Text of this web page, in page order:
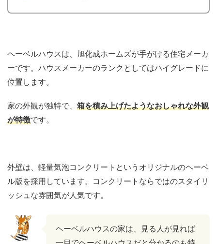
ヘーベルハウスは、旭化成ホームズが手がける住宅メーカ
ーです。ハウスメーカーのランクとしてはハイグレードに
位置します。
家の外観が独特で、 箱を積み上げたようなおしゃれな外観
が特徴です。
外壁は、軽量気泡コンクリートというオリジナルのヘーベ
ル版を採用しています。コンクリートならではのスタイリ
ッシュな雰囲気が人気です。
ヘーベルハウスの家は、見る人が見れば